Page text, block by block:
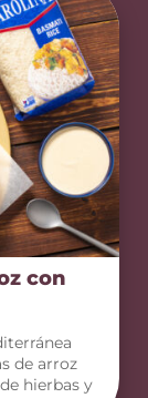
con
de arroz
hierbas y